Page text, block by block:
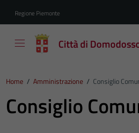
Regione Piemonte
Città di
Home / Amministrazione / Consiglio
Consiglio